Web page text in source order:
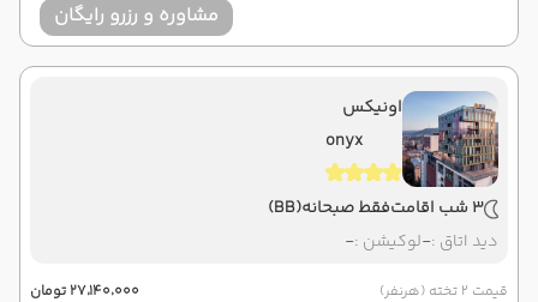
مشاوره و رزرو رایگان
اونیکس
onyx
3 شب اقامت فقط صبحانه(BB)
دید اتاق :-لوکیشن :-
قیمت 2 تخته (هرنفر)
۲۷٬۱۴۰٬۰۰۰ تومان